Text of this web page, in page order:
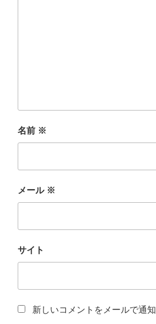
名前 ※
メール ※
サイト
新しいコメントをメールで通知